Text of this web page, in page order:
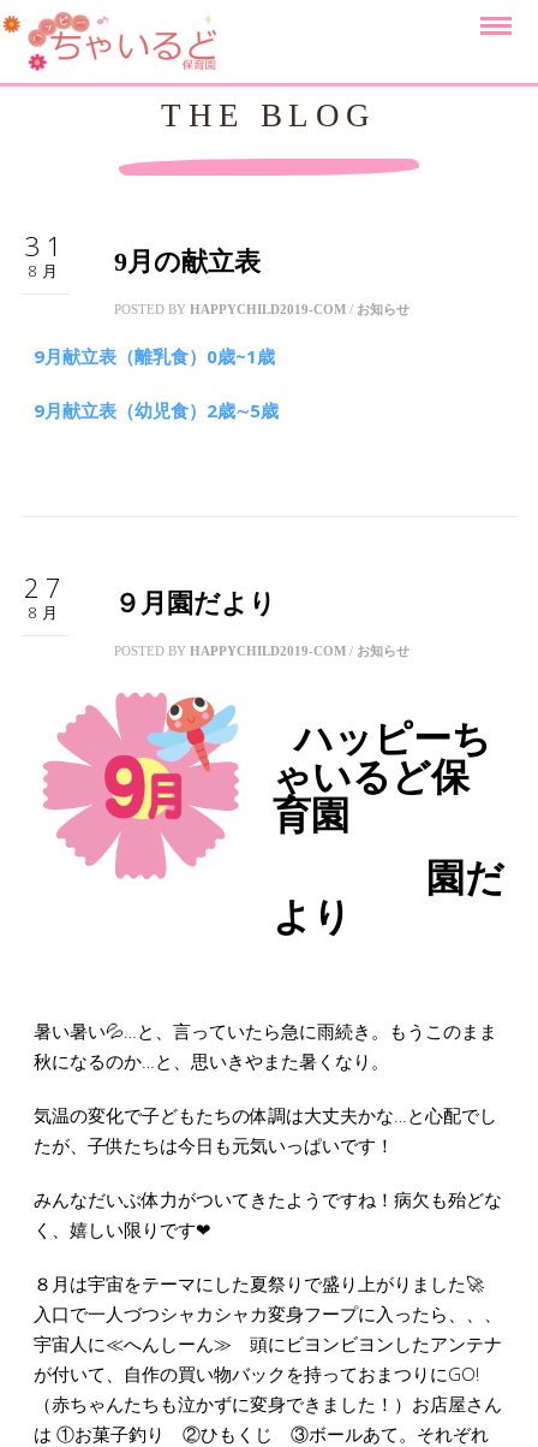
THE BLOG
31
8月 9月の献立表
POSTED BY HAPPYCHILD2019-COM/ お知らせ
9月献立表（離乳食）0歳~1歳
9月献立表（幼児食）2歳∼5歳
27
8月 ９月園だより
POSTED BY HAPPYCHILD2019-COM/ お知らせ
ハッピーち
ゃいるど保
育園
園だ
より
暑い暑い💦…と、言っていたら急に雨続き。もうこのまま
秋になるのか…と、思いきやまた暑くなり。
気温の変化で子どもたちの体調は大丈夫かな…と心配でし
たが、子供たちは今日も元気いっぱいです！
みんなだいぶ体力がついてきたようですね！病欠も殆どな
く、嬉しい限りです❤
８月は宇宙をテーマにした夏祭りで盛り上がりました🚀
入口で一人づつシャカシャカ変身フープに入ったら、、、
宇宙人に≪へんしーん≫ 頭にビヨンビヨンしたアンテナ
が付いて、自作の買い物バックを持っておまつりにGO!
（赤ちゃんたちも泣かずに変身できました！）お店屋さん
は ①お菓子釣り ②ひもくじ ③ボールあて。それぞれ